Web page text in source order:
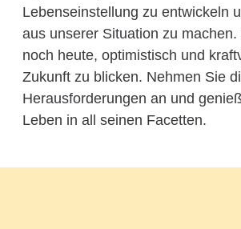
Lebenseinstellung zu entwickeln
aus unserer Situation zu
noch heute, optimistisch und
Zukunft zu blicken. Nehmen Sie
Herausforderungen an und
Leben in all seinen Facetten.